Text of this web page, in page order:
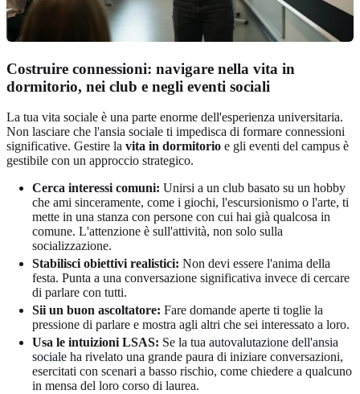
Costruire connessioni: navigare nella vita in
dormitorio, nei club e negli eventi sociali
La tua vita sociale è una parte enorme dell'esperienza universitaria.
Non lasciare che l'ansia sociale ti impedisca di formare connessioni
significative. Gestire la vita in dormitorio e gli eventi del campus è
gestibile con un approccio strategico.
Cerca interessi comuni: Unirsi a un club basato su un hobby
che ami sinceramente, come i giochi, l'escursionismo o l'arte, ti
mette in una stanza con persone con cui hai già qualcosa in
comune. L'attenzione è sull'attività, non solo sulla
socializzazione.
Stabilisci obiettivi realistici: Non devi essere l'anima della
festa. Punta a una conversazione significativa invece di cercare
di parlare con tutti.
Sii un buon ascoltatore: Fare domande aperte ti toglie la
pressione di parlare e mostra agli altri che sei interessato a loro.
Usa le intuizioni LSAS: Se la tua autovalutazione dell'ansia
sociale ha rivelato una grande paura di iniziare conversazioni,
esercitati con scenari a basso rischio, come chiedere a qualcuno
in mensa del loro corso di laurea.